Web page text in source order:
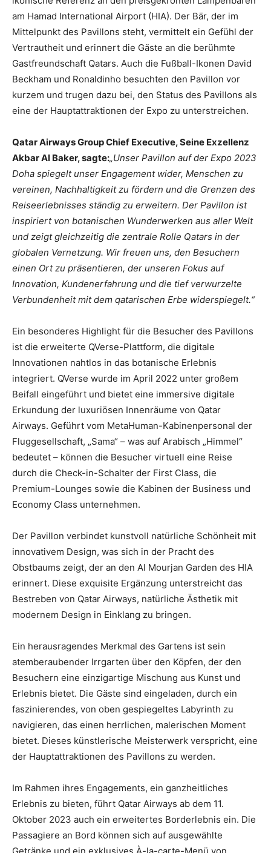
am Hamad International Airport (HIA). Der Bär, der im
Mittelpunkt des Pavillons steht, vermittelt ein Gefühl der
Vertrautheit und erinnert die Gäste an die berühmte
Gastfreundschaft Qatars. Auch die Fußball-Ikonen David
Beckham und Ronaldinho besuchten den Pavillon vor
kurzem und trugen dazu bei, den Status des Pavillons als
eine der Hauptattraktionen der Expo zu unterstreichen.
Qatar Airways Group Chief Executive, Seine Exzellenz
Akbar Al Baker, sagte:„Unser Pavillon auf der Expo 2023
Doha spiegelt unser Engagement wider, Menschen zu
vereinen, Nachhaltigkeit zu fördern und die Grenzen des
Reiseerlebnisses ständig zu erweitern. Der Pavillon ist
inspiriert von botanischen Wunderwerken aus aller Welt
und zeigt gleichzeitig die zentrale Rolle Qatars in der
globalen Vernetzung. Wir freuen uns, den Besuchern
einen Ort zu präsentieren, der unseren Fokus auf
Innovation, Kundenerfahrung und die tief verwurzelte
Verbundenheit mit dem qatarischen Erbe widerspiegelt.“
Ein besonderes Highlight für die Besucher des Pavillons
ist die erweiterte QVerse-Plattform, die digitale
Innovationen nahtlos in das botanische Erlebnis
integriert. QVerse wurde im April 2022 unter großem
Beifall eingeführt und bietet eine immersive digitale
Erkundung der luxuriösen Innenräume von Qatar
Airways. Geführt vom MetaHuman-Kabinenpersonal der
Fluggesellschaft, „Sama“ – was auf Arabisch „Himmel“
bedeutet – können die Besucher virtuell eine Reise
durch die Check-in-Schalter der First Class, die
Premium-Lounges sowie die Kabinen der Business und
Economy Class unternehmen.
Der Pavillon verbindet kunstvoll natürliche Schönheit mit
innovativem Design, was sich in der Pracht des
Obstbaums zeigt, der an den Al Mourjan Garden des HIA
erinnert. Diese exquisite Ergänzung unterstreicht das
Bestreben von Qatar Airways, natürliche Ästhetik mit
modernem Design in Einklang zu bringen.
Ein herausragendes Merkmal des Gartens ist sein
atemberaubender Irrgarten über den Köpfen, der den
Besuchern eine einzigartige Mischung aus Kunst und
Erlebnis bietet. Die Gäste sind eingeladen, durch ein
faszinierendes, von oben gespiegeltes Labyrinth zu
navigieren, das einen herrlichen, malerischen Moment
bietet. Dieses künstlerische Meisterwerk verspricht, eine
der Hauptattraktionen des Pavillons zu werden.
Im Rahmen ihres Engagements, ein ganzheitliches
Erlebnis zu bieten, führt Qatar Airways ab dem 11.
Oktober 2023 auch ein erweitertes Borderlebnis ein. Die
Passagiere an Bord können sich auf ausgewählte